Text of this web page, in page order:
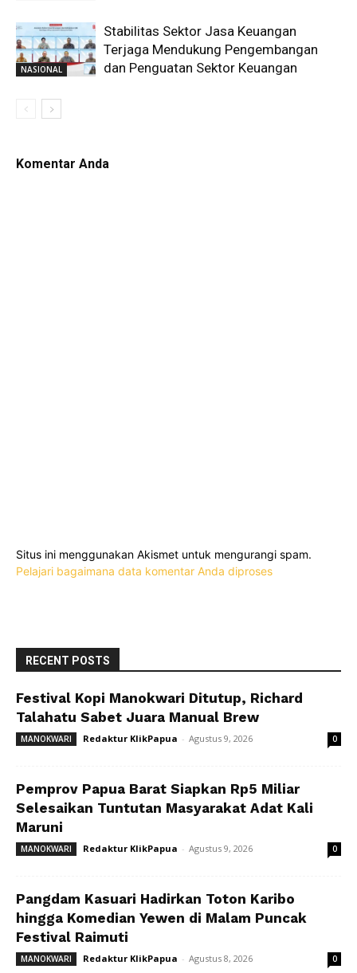
NASIONAL
Stabilitas Sektor Jasa Keuangan
Terjaga Mendukung Pengembangan
dan Penguatan Sektor Keuangan
Komentar Anda
Situs ini menggunakan Akismet untuk mengurangi spam.
Pelajari bagaimana data komentar Anda diproses
RECENT POSTS
Festival Kopi Manokwari Ditutup, Richard
Talahatu Sabet Juara Manual Brew
MANOKWARI Redaktur KlikPapua - Agustus 9, 2026 0
Pemprov Papua Barat Siapkan Rp5 Miliar
Selesaikan Tuntutan Masyarakat Adat Kali
Maruni
MANOKWARI Redaktur KlikPapua - Agustus 9, 2026 0
Pangdam Kasuari Hadirkan Toton Karibo
hingga Komedian Yewen di Malam Puncak
Festival Raimuti
MANOKWARI Redaktur KlikPapua - Agustus 8, 2026 0